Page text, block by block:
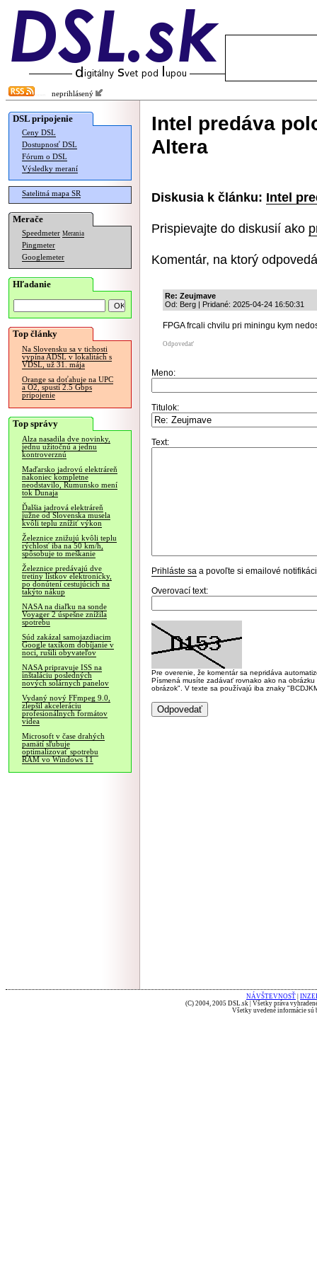
neprihlásený
DSL pripojenie
Ceny DSL
Dostupnosť DSL
Fórum o DSL
Výsledky meraní
Satelitná mapa SR
Merače
Speedmeter Merania
Pingmeter
Googlemeter
Hľadanie
Top články
Na Slovensku sa v tichosti
vypína ADSL v lokalitách s
VDSL, už 31. mája
Orange sa doťahuje na UPC
a O2, spustí 2.5 Gbps
pripojenie
Top správy
Alza nasadila dve novinky,
jednu užitočnú a jednu
kontroverznú
Maďarsko jadrovú elektráreň
nakoniec kompletne
neodstavilo, Rumunsko mení
tok Dunaja
Ďalšia jadrová elektráreň
južne od Slovenska musela
kvôli teplu znížiť výkon
Železnice znižujú kvôli teplu
rýchlosť iba na 50 km/h,
spôsobuje to meškanie
Železnice predávajú dve
tretiny lístkov elektronicky,
po donútení cestujúcich na
takýto nákup
NASA na diaľku na sonde
Voyager 2 úspešne znížila
spotrebu
Súd zakázal samojazdiacim
Google taxíkom dobíjanie v
noci, rušili obyvateľov
NASA pripravuje ISS na
inštaláciu posledných
nových solárnych panelov
Vydaný nový FFmpeg 9.0,
zlepšil akceleráciu
profesionálnych formátov
videa
Microsoft v čase drahých
pamätí sľubuje
optimalizovať spotrebu
RAM vo Windows 11
Intel predáva
Altera
Diskusia k článku: Intel
Prispievajte do diskusií ako
Komentár, na ktorý
Re: Zeujmave
Od: Berg | Pridané: 2025-04-24 16:50:31
FPGA frcali chvilu pri miningu kym
Odpovedať
Meno:
Titulok:
Text:
Prihláste sa a povoľte si emailové
Overovací text:
Pre overenie, že komentár sa nepridáva
Písmená musíte zadávať rovnako ako na
obrázok". V texte sa používajú iba znaky
NÁVŠTEVNOSŤ
(C) 2004, 2005 DSL.sk | Všetky práva
Všetky uvedené informácie sú